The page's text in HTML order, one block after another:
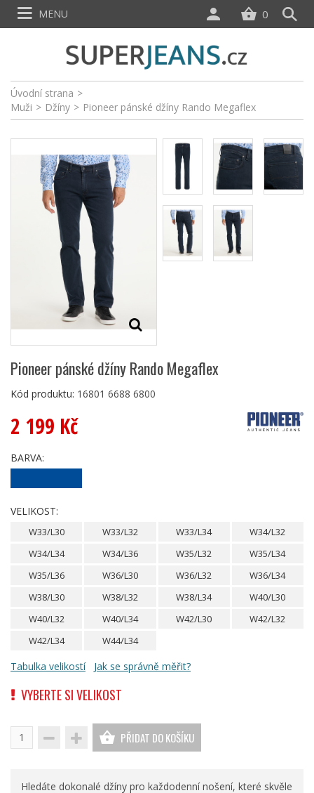
Úvodní strana >
Muži > Džíny > Pioneer pánské džíny Rando Megaflex
Pioneer pánské džíny Rando Megaflex
Kód produktu: 16801 6688 6800
2 199 Kč
BARVA:
VELIKOST:
W33/L30 W33/L32 W33/L34
W34/L32
W34/L34
W34/L36 W35/L32
W35/L34
W35/L36
W36/L30 W36/L32
W36/L34
W38/L30
W38/L32 W38/L34
W40/L30
W40/L32
W40/L34 W42/L30
W42/L32
W42/L34
W44/L34
Tabulka velikostí Jak se správně měřit?
VYBERTE SI VELIKOST
PŘIDAT DO KOŠÍKU
Hledáte dokonalé džíny pro každodenní nošení, které skvěle
0
MENU